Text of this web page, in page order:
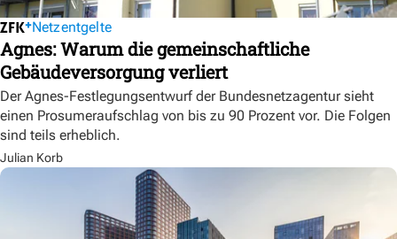
Netzentgelte
Agnes: Warum die gemeinschaftliche
Gebäudeversorgung verliert
Der Agnes-Festlegungsentwurf der Bundesnetzagentur sieht
einen Prosumeraufschlag von bis zu 90 Prozent vor. Die Folgen
sind teils erheblich.
Julian Korb